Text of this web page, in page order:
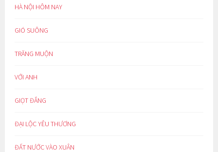
HÀ NỘI HÔM NAY
GIÓ SUÔNG
TRĂNG MUỘN
VỚI ANH
GIỌT ĐẮNG
ĐẠI LỘC YÊU THƯƠNG
ĐẤT NƯỚC VÀO XUÂN